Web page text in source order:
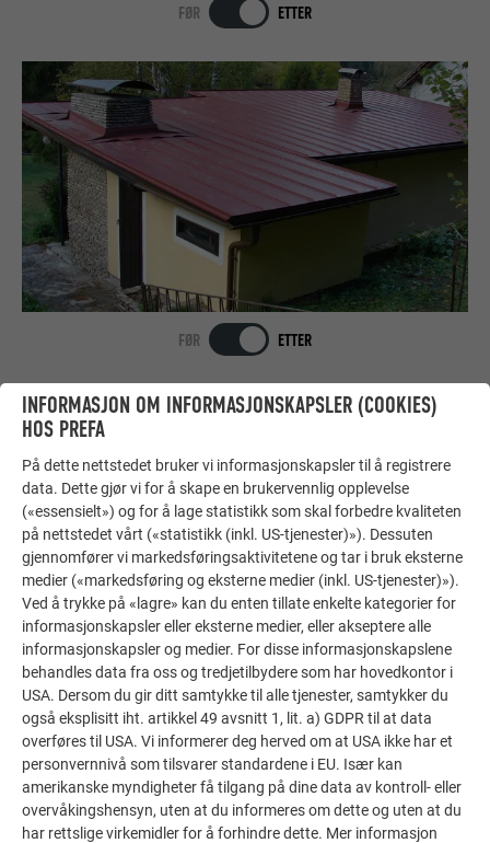
FØR ETTER
FØR ETTER
Ditt hus med PREFA-look
INFORMASJON OM INFORMASJONSKAPSLER (COOKIES)
HOS PREFA
På dette nettstedet bruker vi informasjonskapsler til å registrere
data. Dette gjør vi for å skape en brukervennlig opplevelse
(«essensielt») og for å lage statistikk som skal forbedre kvaliteten
på nettstedet vårt («statistikk (inkl. US-tjenester)»). Dessuten
gjennomfører vi markedsføringsaktivitetene og tar i bruk eksterne
medier («markedsføring og eksterne medier (inkl. US-tjenester)»).
Ved å trykke på «lagre» kan du enten tillate enkelte kategorier for
informasjonskapsler eller eksterne medier, eller akseptere alle
informasjonskapsler og medier. For disse informasjonskapslene
behandles data fra oss og tredjetilbydere som har hovedkontor i
USA. Dersom du gir ditt samtykke til alle tjenester, samtykker du
også eksplisitt iht. artikkel 49 avsnitt 1, lit. a) GDPR til at data
overføres til USA. Vi informerer deg herved om at USA ikke har et
personvernnivå som tilsvarer standardene i EU. Især kan
amerikanske myndigheter få tilgang på dine data av kontroll- eller
overvåkingshensyn, uten at du informeres om dette og uten at du
har rettslige virkemidler for å forhindre dette. Mer informasjon